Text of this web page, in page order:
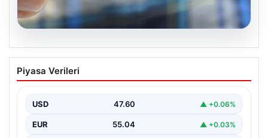
05.08.2026
Altın fiyatları canlı 8 Nisan 2026: Altın
fiyatları ne kadar oldu? Gram, çeyrek,
fiyatları
{ “title”: “8 Nisan 2026 Altın Fiyatları Canlı Takip: Gram,
Çeyrek ve Cumhuriyet Altını…
Piyasa Verileri
USD 47.60 ▲ +0.06%
EUR 55.04 ▲ +0.03%